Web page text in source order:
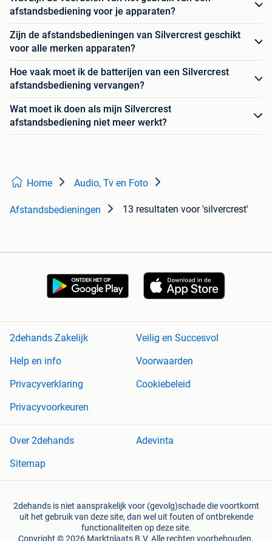
afstandsbediening voor je apparaten?
Zijn de afstandsbedieningen van Silvercrest geschikt
voor alle merken apparaten?
Hoe vaak moet ik de batterijen van een Silvercrest
afstandsbediening vervangen?
Wat moet ik doen als mijn Silvercrest
afstandsbediening niet meer werkt?
Home Audio, Tv en Foto
Afstandsbedieningen 13 resultaten voor 'silvercrest'
2dehands Zakelijk
Veilig en Succesvol
Help en info
Voorwaarden
Privacyverklaring
Cookiebeleid
Privacyvoorkeuren
Over 2dehands
Adevinta
Sitemap
2dehands is niet aansprakelijk voor (gevolg)schade die voortkomt
uit het gebruik van deze site, dan wel uit fouten of ontbrekende
functionaliteiten op deze site.
Copyright © 2026 Marktplaats B.V. Alle rechten voorbehouden.